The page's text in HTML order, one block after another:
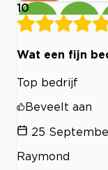
10
Wat een fijn
Top bedrijf
Beveelt aan
25
Raymond